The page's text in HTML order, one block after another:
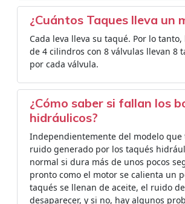
¿Cuántos Taques lleva un
Cada leva lleva su taqué. Por lo tanto,
de 4 cilindros con 8 válvulas llevan 8
por cada válvula.
¿Cómo saber si fallan los
hidráulicos?
Independientemente del modelo que
ruido generado por los taqués
normal si dura más de unos pocos
pronto como el motor se calienta un
taqués se llenan de aceite, el ruido
desaparecer, y si no, hay algunos